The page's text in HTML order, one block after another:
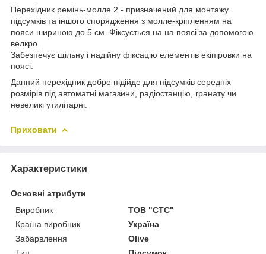
Перехідник ремінь-молле 2 - призначений для монтажу
підсумків та іншого спорядження з молле-кріпленням на
пояси шириною до 5 см. Фіксується на на поясі за допомогою
велкро.
Забезпечує щільну і надійну фіксацію елементів екіпіровки на
поясі.
Данний перехідник добре підійде для підсумків середніх
розмірів під автоматні магазини, радіостанцію, гранату чи
невеликі утилітарні.
Приховати
Характеристики
Основні атрибути
Виробник
ТОВ "СТС"
Країна виробник
Україна
Забарвлення
Olive